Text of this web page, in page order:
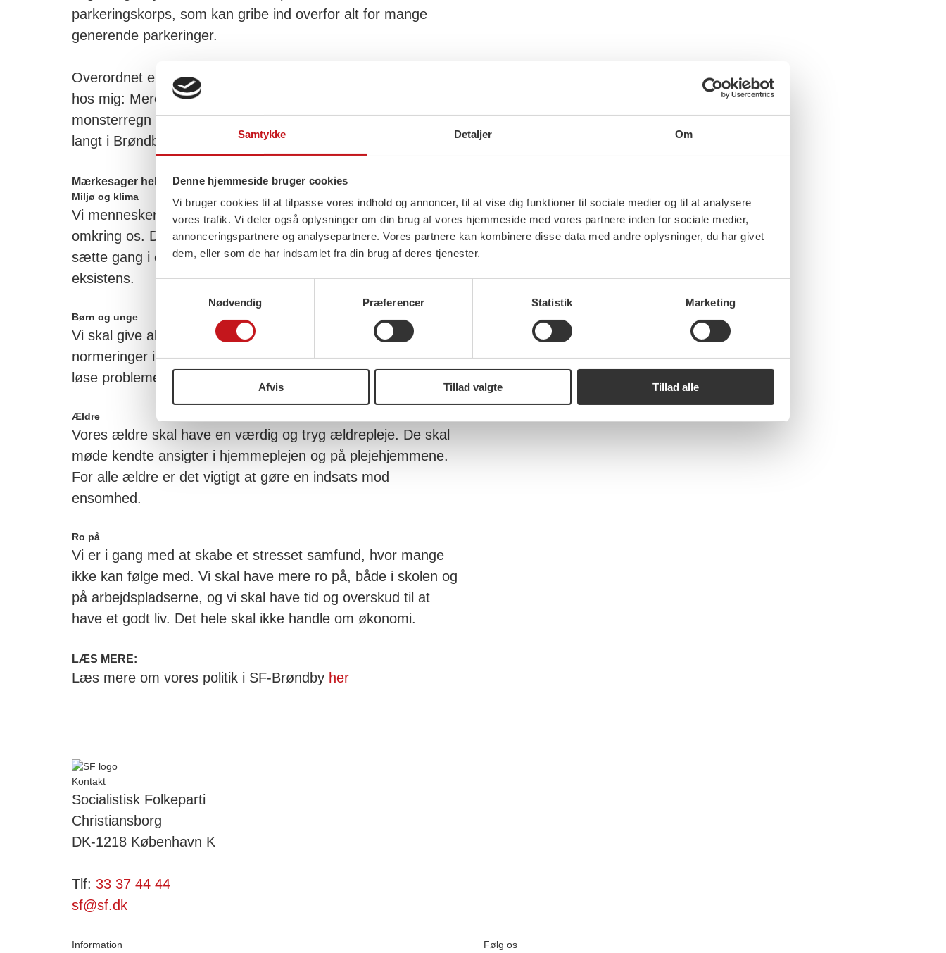
Samtykke Detaljer Om
Denne hjemmeside bruger cookies
Vi bruger cookies til at tilpasse vores indhold og annoncer, til at vise dig funktioner til sociale medier og til at analysere
vores trafik. Vi deler også oplysninger om din brug af vores hjemmeside med vores partnere inden for sociale medier,
annonceringspartnere og analysepartnere. Vores partnere kan kombinere disse data med andre oplysninger, du har givet
dem, eller som de har indsamlet fra din brug af deres tjenester.
Nødvendig
Præferencer Statistik Marketing
Afvis Tillad valgte Tillad alle
parkeringskorps, som kan gribe ind overfor alt for mange
generende parkeringer.
Overordnet er det den grønne dagsorden, som fylder mest
hos mig: Mere genbrug, spar på energien, hold styr på
monsterregn og stigende havvand. Der er vi også kommet
langt i Brøndby.
Mærkesager helt kort:
Miljø og klima
Vi mennesker er godt i gang med at ødelægge naturen
omkring os. Det er vi nødt til at rette op på, hvis ikke vi skal
sætte gang i en kædereaktion som ødelægger vores egen
eksistens.
Børn og unge
Vi skal give alle børn en god start på livet, med ordentlige
normeringer i børnehaven og gode lærere i skolen. Vi skal
løse problemerne tidligt, inden de vokser sig store.
Ældre
Vores ældre skal have en værdig og tryg ældrepleje. De skal
møde kendte ansigter i hjemmeplejen og på plejehjemmene.
For alle ældre er det vigtigt at gøre en indsats mod
ensomhed.
Ro på
Vi er i gang med at skabe et stresset samfund, hvor mange
ikke kan følge med. Vi skal have mere ro på, både i skolen og
på arbejdspladserne, og vi skal have tid og overskud til at
have et godt liv. Det hele skal ikke handle om økonomi.
LÆS MERE:
Læs mere om vores politik i SF-Brøndby her
Kontakt
Socialistisk Folkeparti
Christiansborg
DK-1218 København K
Tlf: 33 37 44 44
sf@sf.dk
Information Følg os